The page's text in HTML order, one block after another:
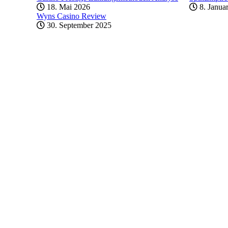
18. Mai 2026
8.
Wyns Casino Review
30. September 2025